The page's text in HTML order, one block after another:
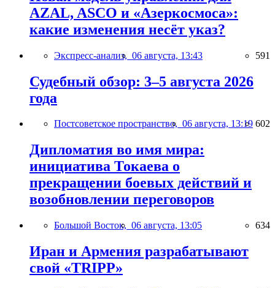
AZAL, ASCO и «Азеркосмоса»:
какие изменения несёт указ?
Экспресс-анализ, 06 августа, 13:43 591
Судебный обзор: 3–5 августа 2026
года
Постсоветское пространство, 06 августа, 13:19 602
Дипломатия во имя мира:
инициатива Токаева о
прекращении боевых действий и
возобновлении переговоров
Большой Восток, 06 августа, 13:05 634
Иран и Армения разрабатывают
свой «TRIPP»